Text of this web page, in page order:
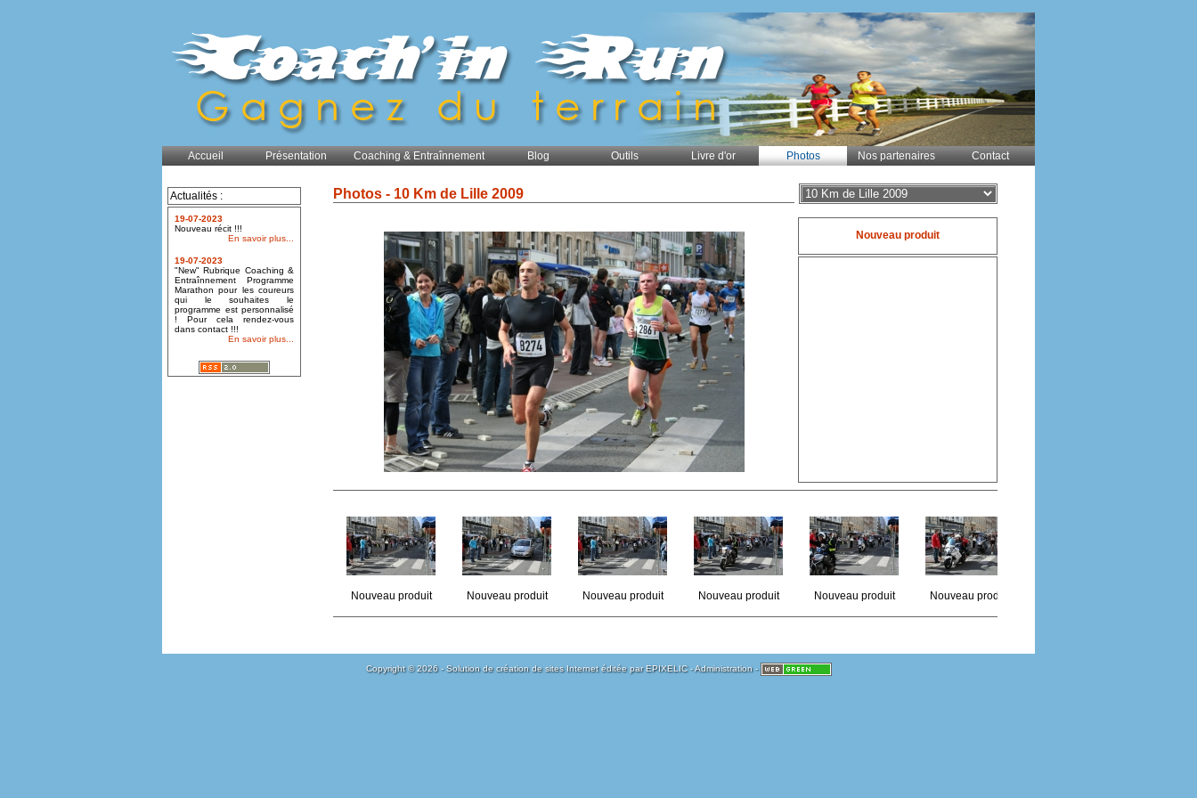
Accueil Présentation Coaching & Entraînnement Blog Outils Livre d'or Photos Nos partenaires Contact
Actualités :
19-07-2023
Nouveau récit !!!
En savoir plus...
19-07-2023
"New" Rubrique Coaching &
Entraînnement Programme
Marathon pour les coureurs
qui le souhaites le
programme est personnalisé
! Pour cela rendez-vous
dans contact !!!
En savoir plus...
Photos - 10 Km de Lille 2009
Nouveau produit
Nouveau produit Nouveau produit Nouveau produit Nouveau produit Nouveau produit Nouveau produit
Copyright © 2026 - Solution de création de sites Internet éditée parEPIXELIC-Administration-